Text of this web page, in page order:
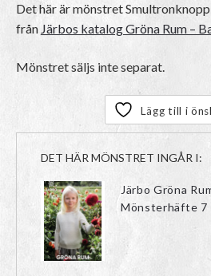
Det här är mönstret
från Järbos katalog Gröna Rum –
Mönstret säljs inte separat.
Lägg till i
DET HÄR MÖNSTRET INGÅR I:
Järbo Gröna
Mönsterhäfte 7